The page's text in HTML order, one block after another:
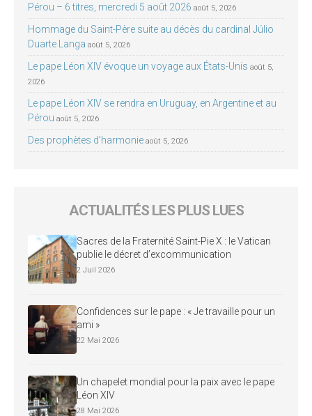
Pérou – 6 titres, mercredi 5 août 2026 août 5, 2026
Hommage du Saint-Père suite au décès du cardinal Júlio
Duarte Langa août 5, 2026
Le pape Léon XIV évoque un voyage aux États-Unis août 5,
2026
Le pape Léon XIV se rendra en Uruguay, en Argentine et au
Pérou août 5, 2026
Des prophètes d’harmonie août 5, 2026
ACTUALITÉS LES PLUS LUES
Sacres de la Fraternité Saint-Pie X : le Vatican
publie le décret d’excommunication
2 Juil 2026
Confidences sur le pape : « Je travaille pour un
ami »
22 Mai 2026
Un chapelet mondial pour la paix avec le pape
Léon XIV
28 Mai 2026